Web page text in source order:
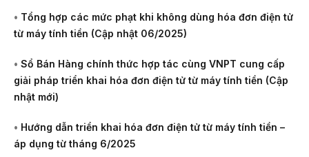
• Tổng hợp các mức phạt khi không dùng hóa đơn điện tử
từ máy tính tiền (Cập nhật 06/2025)
• Sổ Bán Hàng chính thức hợp tác cùng VNPT cung cấp
giải pháp triển khai hóa đơn điện tử từ máy tính tiền (Cập
nhật mới)
• Hướng dẫn triển khai hóa đơn điện tử từ máy tính tiền –
áp dụng từ tháng 6/2025